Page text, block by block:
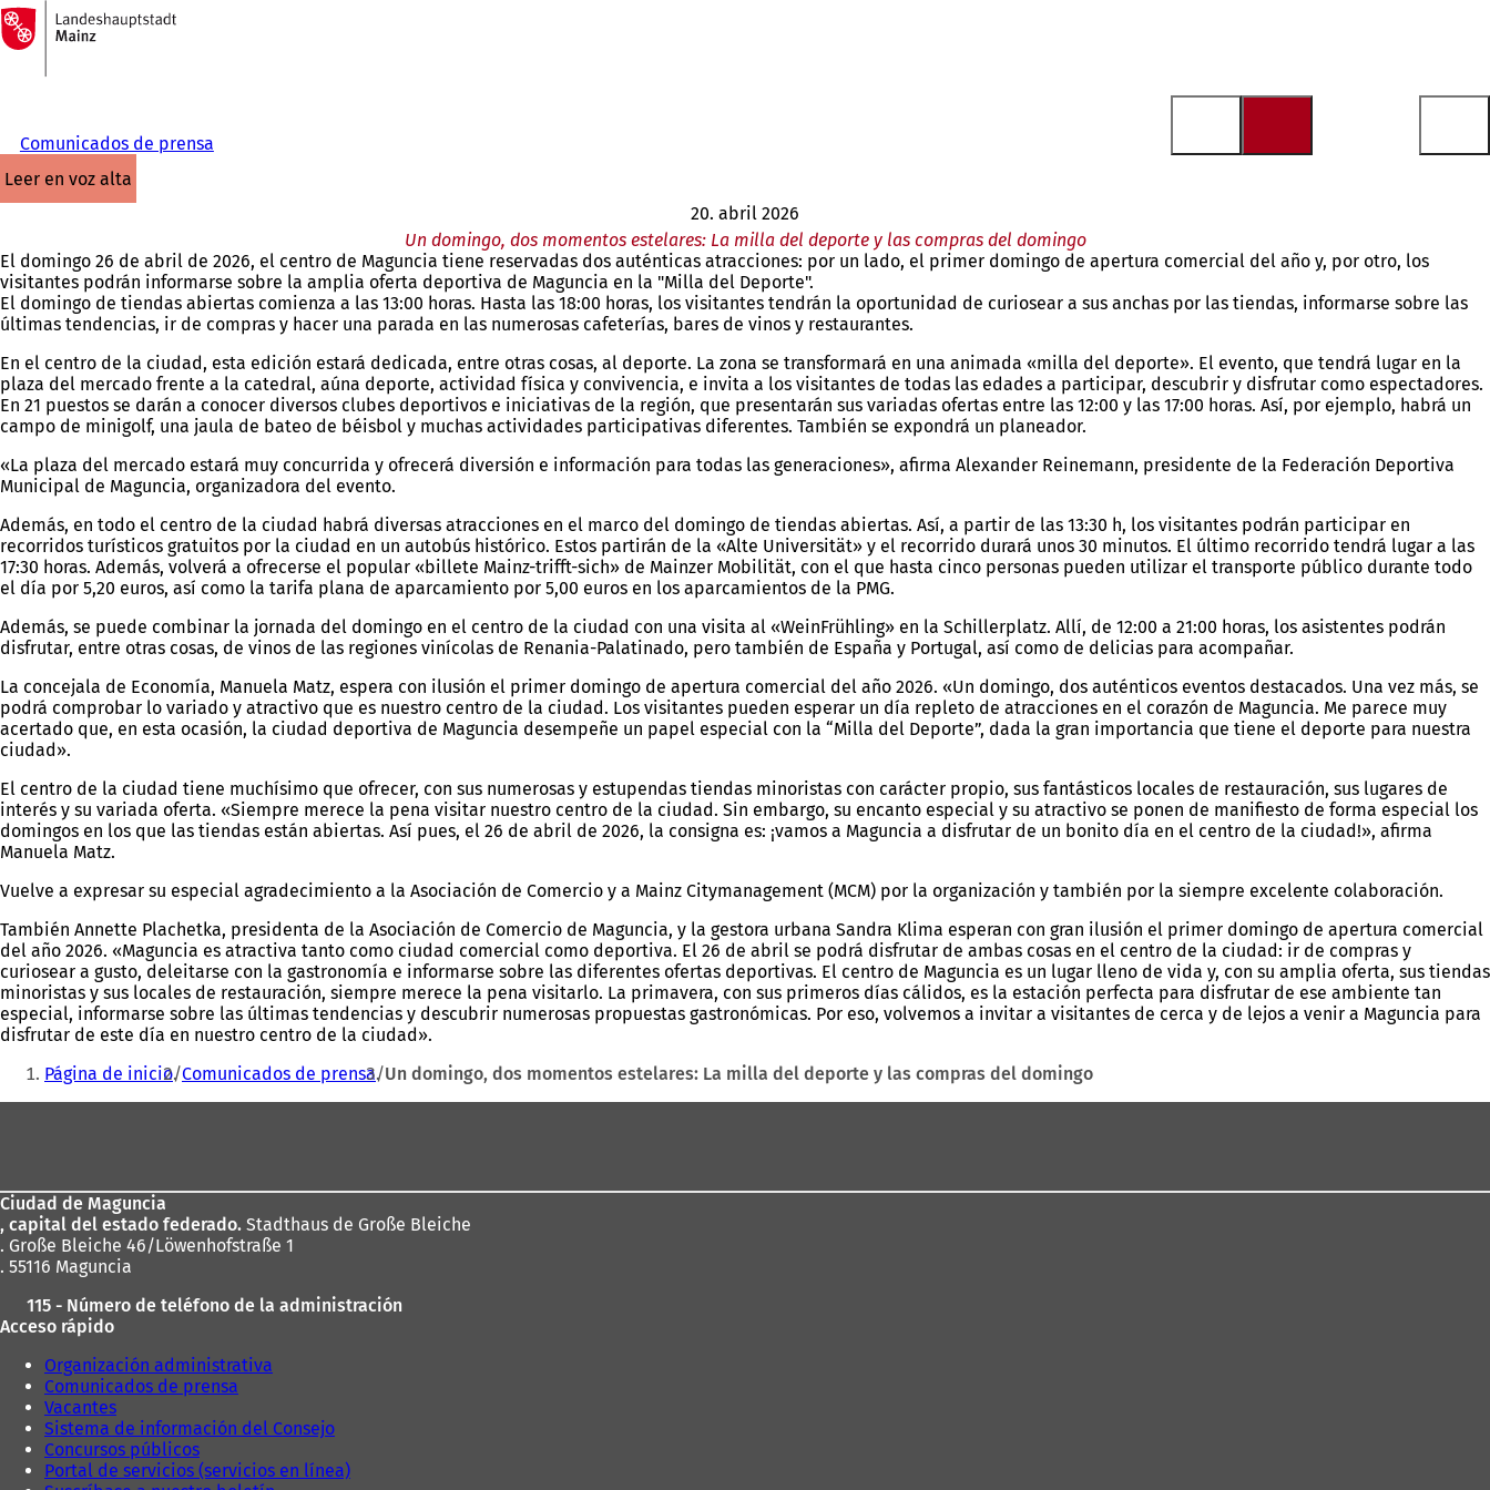
Saltar al contenido
A
la
página
Comunicados de prensa
leer en voz alta
20. abril 2026
Un domingo, dos momentos estelares: La milla del deporte y las compras del domingo
El domingo 26 de abril de 2026, el centro de Maguncia tiene reservadas dos auténticas atracciones: por un lado, el primer domingo de apertura comercial del año y, por otro, los
visitantes podrán informarse sobre la amplia oferta deportiva de Maguncia en la "Milla del Deporte".
El domingo de tiendas abiertas comienza a las 13:00 horas. Hasta las 18:00 horas, los visitantes tendrán la oportunidad de curiosear a sus anchas por las tiendas, informarse sobre las
últimas tendencias, ir de compras y hacer una parada en las numerosas cafeterías, bares de vinos y restaurantes.
En el centro de la ciudad, esta edición estará dedicada, entre otras cosas, al deporte. La zona se transformará en una animada «milla del deporte». El evento, que tendrá lugar en la
plaza del mercado frente a la catedral, aúna deporte, actividad física y convivencia, e invita a los visitantes de todas las edades a participar, descubrir y disfrutar como espectadores.
En 21 puestos se darán a conocer diversos clubes deportivos e iniciativas de la región, que presentarán sus variadas ofertas entre las 12:00 y las 17:00 horas. Así, por ejemplo, habrá un
campo de minigolf, una jaula de bateo de béisbol y muchas actividades participativas diferentes. También se expondrá un planeador.
«La plaza del mercado estará muy concurrida y ofrecerá diversión e información para todas las generaciones», afirma Alexander Reinemann, presidente de la Federación Deportiva
Municipal de Maguncia, organizadora del evento.
Además, en todo el centro de la ciudad habrá diversas atracciones en el marco del domingo de tiendas abiertas. Así, a partir de las 13:30 h, los visitantes podrán participar en
recorridos turísticos gratuitos por la ciudad en un autobús histórico. Estos partirán de la «Alte Universität» y el recorrido durará unos 30 minutos. El último recorrido tendrá lugar a las
17:30 horas. Además, volverá a ofrecerse el popular «billete Mainz-trifft-sich» de Mainzer Mobilität, con el que hasta cinco personas pueden utilizar el transporte público durante todo
el día por 5,20 euros, así como la tarifa plana de aparcamiento por 5,00 euros en los aparcamientos de la PMG.
Además, se puede combinar la jornada del domingo en el centro de la ciudad con una visita al «WeinFrühling» en la Schillerplatz. Allí, de 12:00 a 21:00 horas, los asistentes podrán
disfrutar, entre otras cosas, de vinos de las regiones vinícolas de Renania-Palatinado, pero también de España y Portugal, así como de delicias para acompañar.
La concejala de Economía, Manuela Matz, espera con ilusión el primer domingo de apertura comercial del año 2026. «Un domingo, dos auténticos eventos destacados. Una vez más, se
podrá comprobar lo variado y atractivo que es nuestro centro de la ciudad. Los visitantes pueden esperar un día repleto de atracciones en el corazón de Maguncia. Me parece muy
acertado que, en esta ocasión, la ciudad deportiva de Maguncia desempeñe un papel especial con la “Milla del Deporte”, dada la gran importancia que tiene el deporte para nuestra
ciudad».
El centro de la ciudad tiene muchísimo que ofrecer, con sus numerosas y estupendas tiendas minoristas con carácter propio, sus fantásticos locales de restauración, sus lugares de
interés y su variada oferta. «Siempre merece la pena visitar nuestro centro de la ciudad. Sin embargo, su encanto especial y su atractivo se ponen de manifiesto de forma especial los
domingos en los que las tiendas están abiertas. Así pues, el 26 de abril de 2026, la consigna es: ¡vamos a Maguncia a disfrutar de un bonito día en el centro de la ciudad!», afirma
Manuela Matz.
Vuelve a expresar su especial agradecimiento a la Asociación de Comercio y a Mainz Citymanagement (MCM) por la organización y también por la siempre excelente colaboración.
También Annette Plachetka, presidenta de la Asociación de Comercio de Maguncia, y la gestora urbana Sandra Klima esperan con gran ilusión el primer domingo de apertura comercial
del año 2026. «Maguncia es atractiva tanto como ciudad comercial como deportiva. El 26 de abril se podrá disfrutar de ambas cosas en el centro de la ciudad: ir de compras y
curiosear a gusto, deleitarse con la gastronomía e informarse sobre las diferentes ofertas deportivas. El centro de Maguncia es un lugar lleno de vida y, con su amplia oferta, sus tiendas
minoristas y sus locales de restauración, siempre merece la pena visitarlo. La primavera, con sus primeros días cálidos, es la estación perfecta para disfrutar de ese ambiente tan
especial, informarse sobre las últimas tendencias y descubrir numerosas propuestas gastronómicas. Por eso, volvemos a invitar a visitantes de cerca y de lejos a venir a Maguncia para
disfrutar de este día en nuestro centro de la ciudad».
Estás
aquí:
Página de inicio Comunicados de prensa Un domingo, dos momentos estelares: La milla del deporte y las compras del domingo
pies
Ciudad de Maguncia
, capital del estado federado. Stadthaus de Große Bleiche
. Große Bleiche 46/Löwenhofstraße 1
. 55116 Maguncia
115 - Número de teléfono de la administración
Acceso rápido
Organización administrativa
Comunicados de prensa
Vacantes
Sistema de información del Consejo
Concursos públicos
Portal de servicios (servicios en línea)